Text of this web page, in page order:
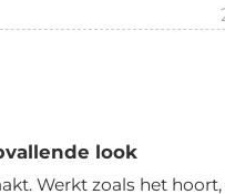
look
Werkt zoals het hoort,